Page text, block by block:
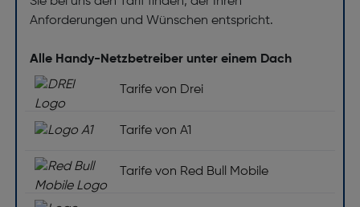
Anforderungen und Wünschen entspricht.
Alle Handy-Netzbetreiber unter einem Dach
Tarife von Drei
Tarife von A1
Tarife von Red Bull Mobile